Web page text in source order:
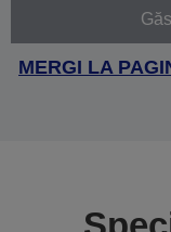
MERGI LA